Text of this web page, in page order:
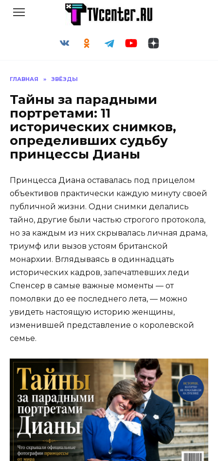
ГЛАВНАЯ » ЗВЁЗДЫ
Тайны за парадными
портретами: 11
исторических снимков,
определивших судьбу
принцессы Дианы
Принцесса Диана оставалась под прицелом
объективов практически каждую минуту своей
публичной жизни. Одни снимки делались
тайно, другие были частью строгого протокола,
но за каждым из них скрывалась личная драма,
триумф или вызов устоям британской
монархии. Вглядываясь в одиннадцать
исторических кадров, запечатлевших леди
Спенсер в самые важные моменты — от
помолвки до ее последнего лета, — можно
увидеть настоящую историю женщины,
изменившей представление о королевской
семье.